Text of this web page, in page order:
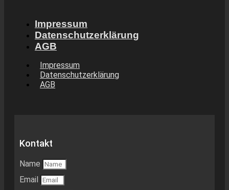
Impressum
Datenschutzerklärung
AGB
Impressum
Datenschutzerklärung
AGB
Kontakt
Name
Email